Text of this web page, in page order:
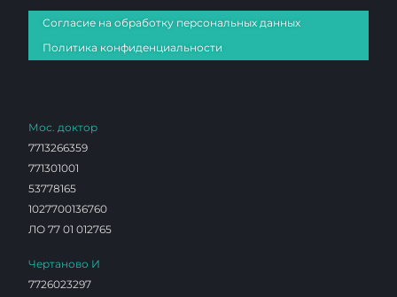
Согласие на обработку персональных данных
Политика конфиденциальности
Мос. доктор
7713266359
771301001
53778165
1027700136760
ЛО 77 01 012765
Чертаново И
7726023297